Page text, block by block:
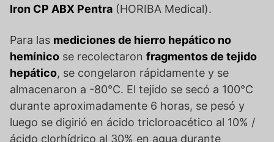
Iron CP ABX Pentra (HORIBA Medical).
Para las mediciones de hierro hepático no
hemínico se recolectaron fragmentos de tejido
hepático, se congelaron rápidamente y se
almacenaron a -80°C. El tejido se secó a 100°C
durante aproximadamente 6 horas, se pesó y
luego se digirió en ácido tricloroacético al 10% /
ácido clorhídrico al 30% en agua durante